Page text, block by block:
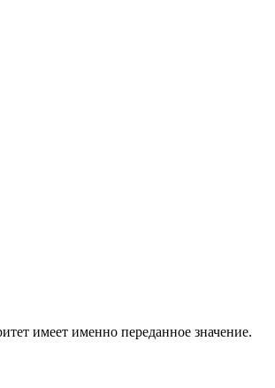
имеет именно переданное значение.